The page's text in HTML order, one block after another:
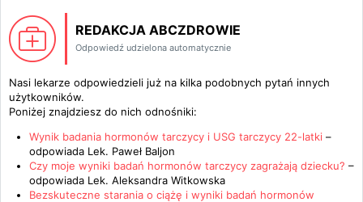
REDAKCJA ABCZDROWIE
Odpowiedź udzielona automatycznie
Nasi lekarze odpowiedzieli już na kilka podobnych pytań innych
użytkowników.
Poniżej znajdziesz do nich odnośniki:
Wynik badania hormonów tarczycy i USG tarczycy 22-latki –
odpowiada Lek. Paweł Baljon
Czy moje wyniki badań hormonów tarczycy zagrażają dziecku? –
odpowiada Lek. Aleksandra Witkowska
Bezskuteczne starania o ciążę i wyniki badań hormonów